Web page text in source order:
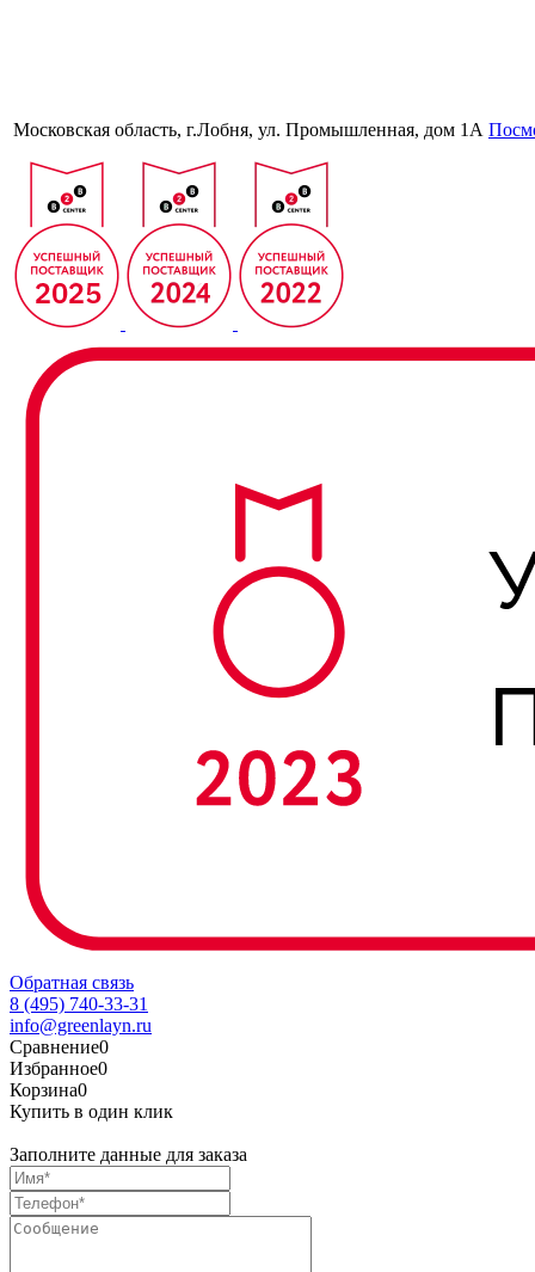
Московская область, г.Лобня, ул. Промышленная, дом 1А
Обратная связь
8 (495) 740-33-31
info@greenlayn.ru
Сравнение0
Избранное0
Корзина0
Купить в один клик
Заполните данные для заказа